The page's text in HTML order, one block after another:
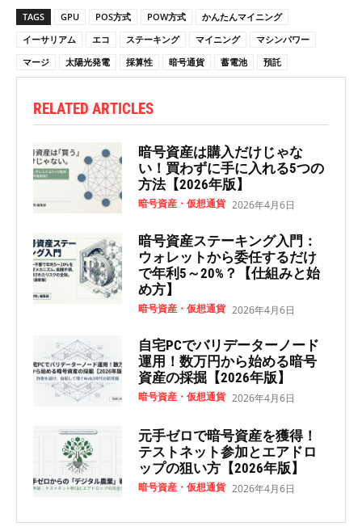
TAGS GPU POS方式 POW方式
かんたんマイニング
イーサリアム
エコ ステーキング マイニング
マシンパワー
マージ
太陽光発電 採算性 暗号通貨 蓄電池 預託
RELATED ARTICLES
暗号資産は購入だけじゃな
い！買わずに手に入れる5つの
方法【2026年版】
暗号資産・仮想通貨 2026年4月6日
暗号資産ステーキング入門：
ウォレットから委任するだけ
で年利5～20%？【仕組みと始
め方】
暗号資産・仮想通貨 2026年4月6日
自宅PCでバリデーターノード
運用！数万円から始める暗号
資産の採掘【2026年版】
暗号資産・仮想通貨 2026年4月6日
元手ゼロで暗号資産を獲得！
テストネット参加とエアドロ
ップの狙い方【2026年版】
暗号資産・仮想通貨 2026年4月6日